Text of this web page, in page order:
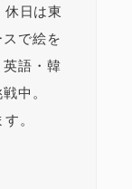
日は東
で絵を
語・韓
中。
。